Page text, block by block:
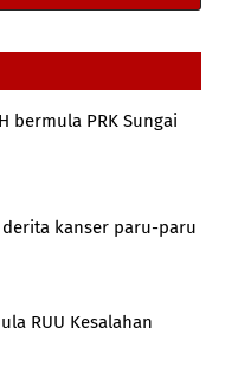
bermula PRK Sungai
kanser paru-paru
RUU Kesalahan